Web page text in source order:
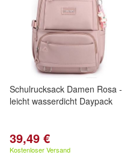
Schulrucksack Damen Rosa -
leicht wasserdicht Daypack
39,49 €
Kostenloser Versand